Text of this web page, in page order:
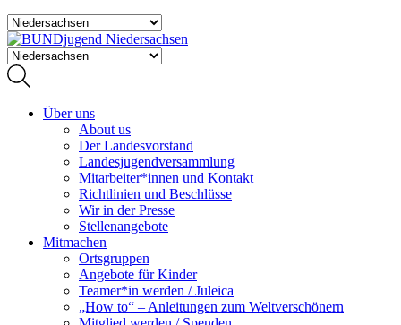
Über uns
About us
Der Landesvorstand
Landesjugendversammlung
Mitarbeiter*innen und Kontakt
Richtlinien und Beschlüsse
Wir in der Presse
Stellenangebote
Mitmachen
Ortsgruppen
Angebote für Kinder
Teamer*in werden / Juleica
„How to“ – Anleitungen zum Weltverschönern